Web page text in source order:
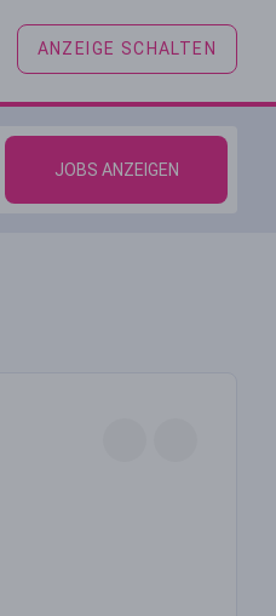
ANZEIGE SCHALTEN
JOBS ANZEIGEN